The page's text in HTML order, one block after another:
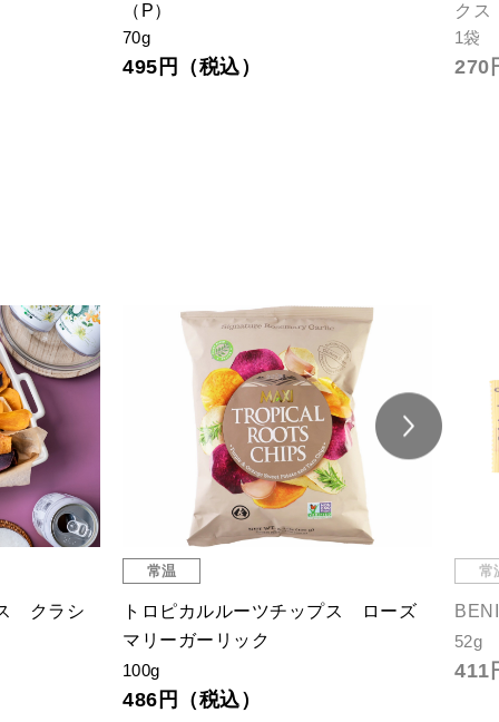
（P）
70g
495円（税込）
クス
1袋
270
クラシ
常温
トロピカルルーツチップス ローズ
マリーガーリック
100g
486円（税込）
常
52g
411